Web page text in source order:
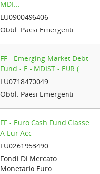
MDI...
LU0900496406
Obbl. Paesi Emergenti
FF - Emerging Market Debt
Fund - E - MDIST - EUR (...
LU0718470049
Obbl. Paesi Emergenti
FF - Euro Cash Fund Classe
A Eur Acc
LU0261953490
Fondi Di Mercato
Monetario Euro